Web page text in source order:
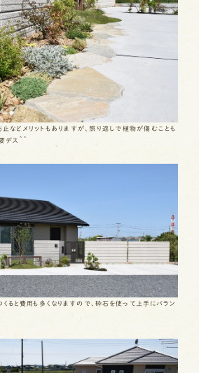
などメリットもありますが、照り返しで植物が傷むことも
ス＾＾
くると費用も多くなりますので、砕石を使って上手にバラン